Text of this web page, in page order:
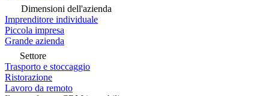
Dimensioni dell'azienda
Imprenditore individuale
Piccola impresa
Grande azienda
Settore
Trasporto e stoccaggio
Ristorazione
Lavoro da remoto